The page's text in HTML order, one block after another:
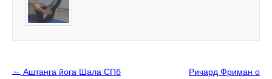
← Аштанга йога Шала СПб
Ричард Фриман о